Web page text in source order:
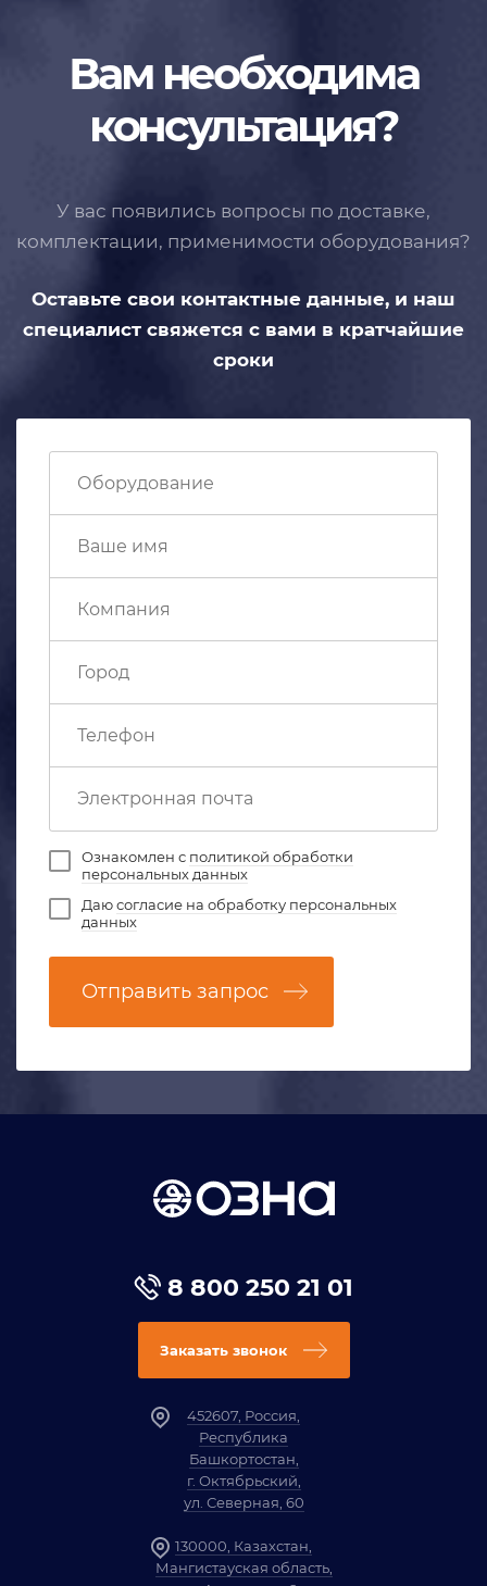
Вам необходима
консультация?
У вас появились вопросы по доставке,
комплектации, применимости оборудования?
Оставьте свои контактные данные, и наш
специалист свяжется с вами в кратчайшие
сроки
Ознакомлен с политикой обработки
персональных данных
Даюсогласие на обработку персональных
данных
Отправить запрос
8 800 250 21 01
Заказать звонок
452607, Россия,
Республика
Башкортостан,
г. Октябрьский,
ул. Северная, 60
130000, Казахстан,
Мангистауская область,